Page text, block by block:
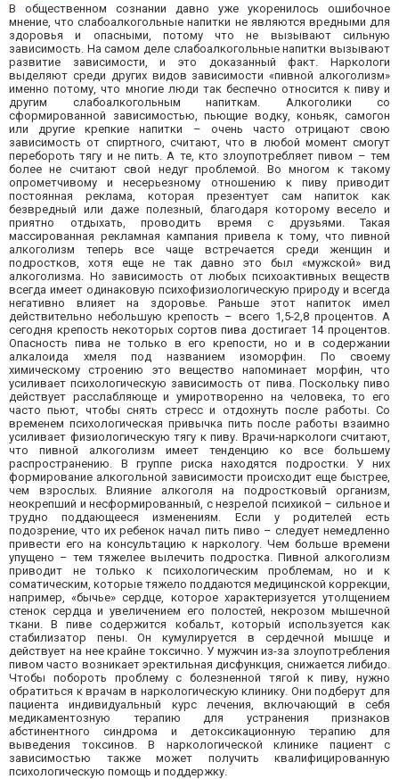
В общественном сознании давно уже укоренилось ошибочное
мнение, что слабоалкогольные напитки не являются вредными для
здоровья и опасными, потому что не вызывают сильную
зависимость. На самом деле слабоалкогольные напитки вызывают
развитие зависимости, и это доказанный факт. Наркологи
выделяют среди других видов зависимости «пивной алкоголизм»
именно потому, что многие люди так беспечно относится к пиву и
другим слабоалкогольным напиткам. Алкоголики со
сформированной зависимостью, пьющие водку, коньяк, самогон
или другие крепкие напитки – очень часто отрицают свою
зависимость от спиртного, считают, что в любой момент смогут
перебороть тягу и не пить. А те, кто злоупотребляет пивом – тем
более не считают свой недуг проблемой. Во многом к такому
опрометчивому и несерьезному отношению к пиву приводит
постоянная реклама, которая презентует сам напиток как
безвредный или даже полезный, благодаря которому весело и
приятно отдыхать, проводить время с друзьями. Такая
массированная рекламная кампания привела к тому, что пивной
алкоголизм теперь все чаще встречается среди женщин и
подростков, хотя еще не так давно это был «мужской» вид
алкоголизма. Но зависимость от любых психоактивных веществ
всегда имеет одинаковую психофизиологическую природу и всегда
негативно влияет на здоровье. Раньше этот напиток имел
действительно небольшую крепость – всего 1,5-2,8 процентов. А
сегодня крепость некоторых сортов пива достигает 14 процентов.
Опасность пива не только в его крепости, но и в содержании
алкалоида хмеля под названием изоморфин. По своему
химическому строению это вещество напоминает морфин, что
усиливает психологическую зависимость от пива. Поскольку пиво
действует расслабляюще и умиротворенно на человека, то его
часто пьют, чтобы снять стресс и отдохнуть после работы. Со
временем психологическая привычка пить после работы взаимно
усиливает физиологическую тягу к пиву. Врачи-наркологи считают,
что пивной алкоголизм имеет тенденцию ко все большему
распространению. В группе риска находятся подростки. У них
формирование алкогольной зависимости происходит еще быстрее,
чем взрослых. Влияние алкоголя на подростковый организм,
неокрепший и несформированный, с незрелой психикой – сильное и
трудно поддающееся изменениям. Если у родителей есть
подозрение, что их ребенок начал пить пиво – следует немедленно
привести его на консультацию к наркологу. Чем больше времени
упущено – тем тяжелее вылечить подростка. Пивной алкоголизм
приводит не только к психологическим проблемам, но и к
соматическим, которые тяжело поддаются медицинской коррекции,
например, «бычье» сердце, которое характеризуется утолщением
стенок сердца и увеличением его полостей, некрозом мышечной
ткани. В пиве содержится кобальт, который используется как
стабилизатор пены. Он кумулируется в сердечной мышце и
действует на нее крайне токсично. У мужчин из-за злоупотребления
пивом часто возникает эректильная дисфункция, снижается либидо.
Чтобы побороть проблему с болезненной тягой к пиву, нужно
обратиться к врачам в наркологическую клинику. Они подберут для
пациента индивидуальный курс лечения, включающий в себя
медикаментозную терапию для устранения признаков
абстинентного синдрома и детоксикационную терапию для
выведения токсинов. В наркологической клинике пациент с
зависимостью также может получить квалифицированную
психологическую помощь и поддержку.